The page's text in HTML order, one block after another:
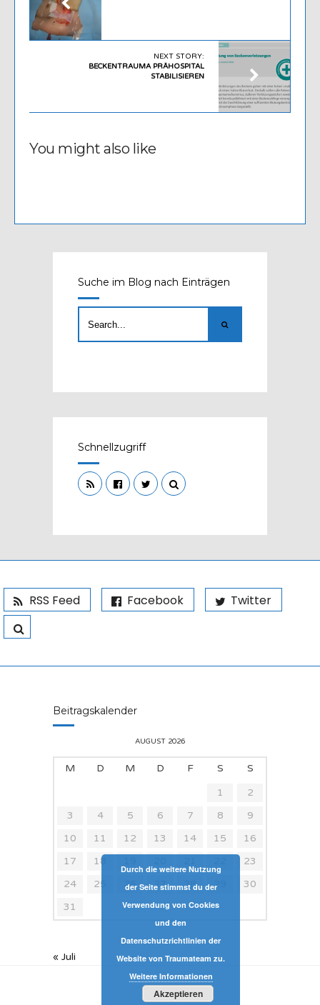
NEXT STORY:
BECKENTRAUMA PRÄHOSPITAL
STABILISIEREN
You might also like
Suche im Blog nach Einträgen
Schnellzugriff
RSS Feed Facebook Twitter
Beitragskalender
AUGUST 2026
M D M D F S
S
1
2
3
4 5 6 7 8
9
10
11 12 13 14 15
16
17
18
23
24
25 26 27 28 29
30
31
« Juli
Durch die weitere Nutzung
der Seite stimmst du der
Verwendung von Cookies
und den
Datenschutzrichtlinien der
Website von Traumateam zu.
Weitere Informationen
Akzeptieren